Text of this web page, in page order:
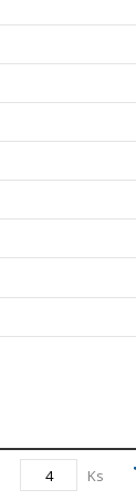
Ks